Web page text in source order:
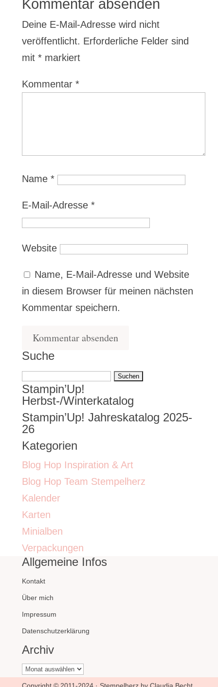
Kommentar absenden
Deine E-Mail-Adresse wird nicht
veröffentlicht. Erforderliche Felder sind
mit *markiert
Kommentar *
Name *
E-Mail-Adresse *
Website
Name, E-Mail-Adresse und Website
in diesem Browser für meinen nächsten
Kommentar speichern.
Suche
Suchen
nach:
Stampin’Up!
Herbst-/Winterkatalog
Stampin’Up! Jahreskatalog 2025-
26
Kategorien
Blog Hop Inspiration & Art
Blog Hop Team Stempelherz
Kalender
Karten
Minialben
Verpackungen
Allgemeine Infos
Kontakt
Über mich
Impressum
Datenschutzerklärung
Archiv
Archiv